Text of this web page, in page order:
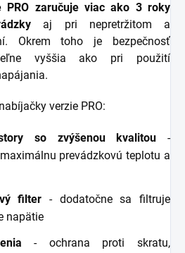
PRO zaručuje viac ako 3 roky
aj pri nepretržitom a
Okrem toho je bezpečnosť
vyššia ako pri použití
verzie PRO:
so zvýšenou kvalitou -
prevádzkovú teplotu a
filter - dodatočne sa filtruje
napätie
- ochrana proti skratu,